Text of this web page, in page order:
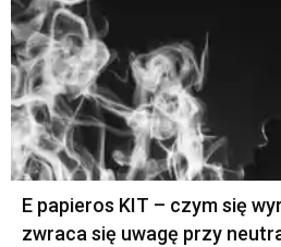
E papieros KIT – czym się
zwraca się uwagę przy